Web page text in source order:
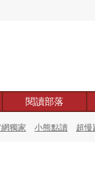
閱讀部落
獨家 小熊點讀 超慢